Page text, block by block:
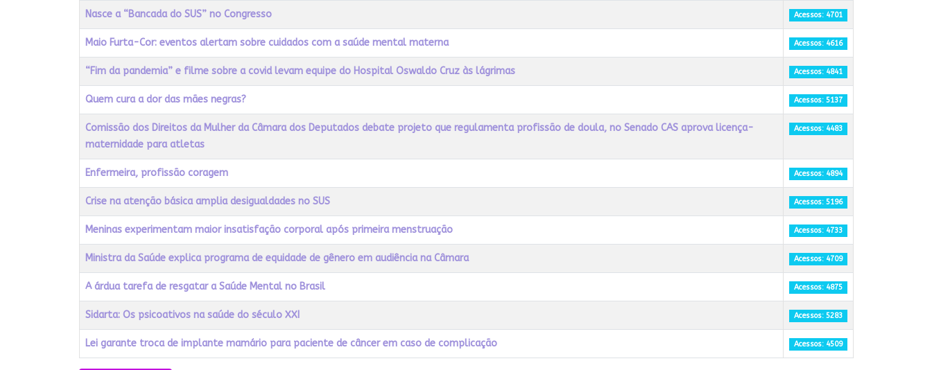
Nasce a “Bancada do SUS” no Congresso Acessos: 4701
Maio Furta-Cor: eventos alertam sobre cuidados com a saúde mental materna Acessos: 4616
“Fim da pandemia” e filme sobre a covid levam equipe do Hospital Oswaldo Cruz às lágrimas Acessos: 4841
Quem cura a dor das mães negras? Acessos: 5137
Comissão dos Direitos da Mulher da Câmara dos Deputados debate projeto que regulamenta profissão de doula, no Senado CAS aprova licença-
maternidade para atletas
Acessos: 4483
Enfermeira, profissão coragem Acessos: 4894
Crise na atenção básica amplia desigualdades no SUS Acessos: 5196
Meninas experimentam maior insatisfação corporal após primeira menstruação Acessos: 4733
Ministra da Saúde explica programa de equidade de gênero em audiência na Câmara Acessos: 4709
A árdua tarefa de resgatar a Saúde Mental no Brasil Acessos: 4875
Sidarta: Os psicoativos na saúde do século XXI Acessos: 5283
Lei garante troca de implante mamário para paciente de câncer em caso de complicação Acessos: 4509